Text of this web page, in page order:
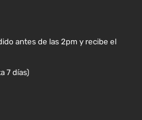
antes de las 2pm y recibe el
7 días)